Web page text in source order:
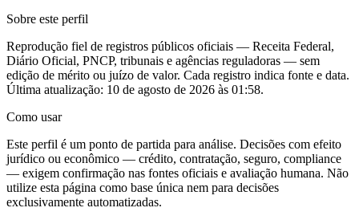
Sobre este perfil
Reprodução fiel de registros públicos oficiais — Receita Federal,
Diário Oficial, PNCP, tribunais e agências reguladoras — sem
edição de mérito ou juízo de valor. Cada registro indica fonte e data.
Última atualização: 10 de agosto de 2026 às 01:58.
Como usar
Este perfil é um ponto de partida para análise. Decisões com efeito
jurídico ou econômico — crédito, contratação, seguro, compliance
— exigem confirmação nas fontes oficiais e avaliação humana. Não
utilize esta página como base única nem para decisões
exclusivamente automatizadas.